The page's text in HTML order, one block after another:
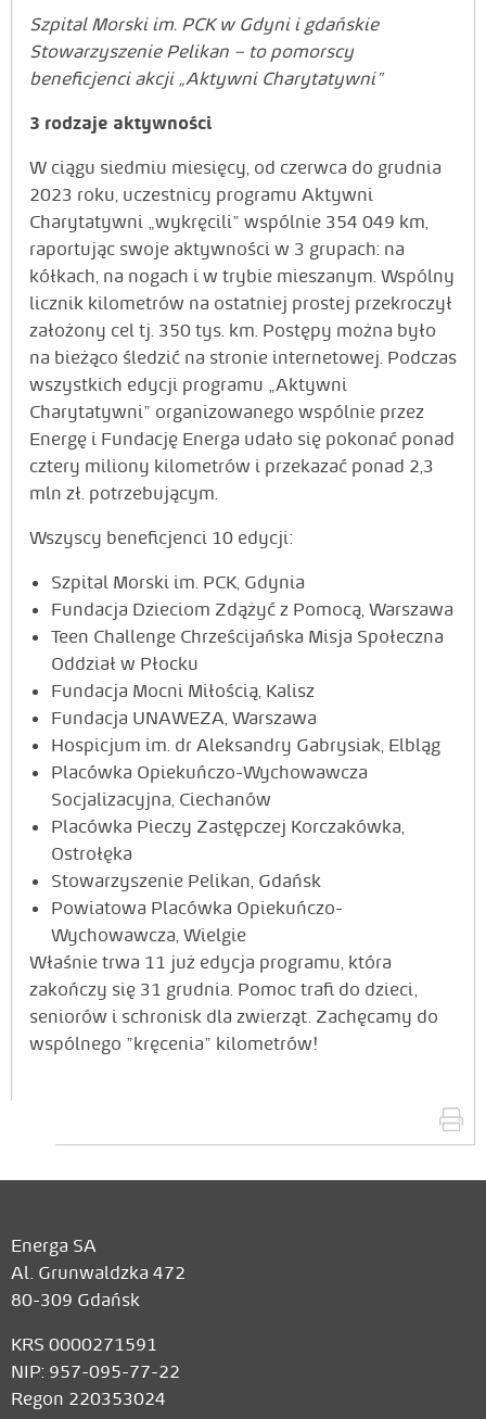
Szpital Morski im. PCK w Gdyni i gdańskie
Stowarzyszenie Pelikan – to pomorscy
beneficjenci akcji „Aktywni Charytatywni”
3 rodzaje aktywności
W ciągu siedmiu miesięcy, od czerwca do grudnia
2023 roku, uczestnicy programu Aktywni
Charytatywni „wykręcili” wspólnie 354 049 km,
raportując swoje aktywności w 3 grupach: na
kółkach, na nogach i w trybie mieszanym. Wspólny
licznik kilometrów na ostatniej prostej przekroczył
założony cel tj. 350 tys. km. Postępy można było
na bieżąco śledzić na stronie internetowej. Podczas
wszystkich edycji programu „Aktywni
Charytatywni” organizowanego wspólnie przez
Energę i Fundację Energa udało się pokonać ponad
cztery miliony kilometrów i przekazać ponad 2,3
mln zł. potrzebującym.
Wszyscy beneficjenci 10 edycji:
Szpital Morski im. PCK, Gdynia
Fundacja Dzieciom Zdążyć z Pomocą, Warszawa
Teen Challenge Chrześcijańska Misja Społeczna
Oddział w Płocku
Fundacja Mocni Miłością, Kalisz
Fundacja UNAWEZA, Warszawa
Hospicjum im. dr Aleksandry Gabrysiak, Elbląg
Placówka Opiekuńczo-Wychowawcza
Socjalizacyjna, Ciechanów
Placówka Pieczy Zastępczej Korczakówka,
Ostrołęka
Stowarzyszenie Pelikan, Gdańsk
Powiatowa Placówka Opiekuńczo-
Wychowawcza, Wielgie
Właśnie trwa 11 już edycja programu, która
zakończy się 31 grudnia. Pomoc trafi do dzieci,
seniorów i schronisk dla zwierząt. Zachęcamy do
wspólnego "kręcenia" kilometrów!
Energa SA
Al. Grunwaldzka 472
80-309 Gdańsk
KRS 0000271591
NIP: 957-095-77-22
Regon 220353024